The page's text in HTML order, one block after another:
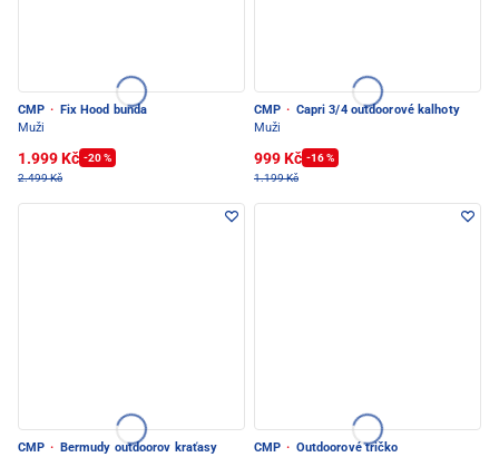
CMP ·
Fix Hood bunda
Muži
1.999 Kč -20 %
2.499 Kč
CMP · Capri 3/4 outdoorové kalhoty
Muži
999 Kč -16 %
1.199 Kč
CMP ·
Bermudy outdoorov kraťasy
CMP · Outdoorové tričko